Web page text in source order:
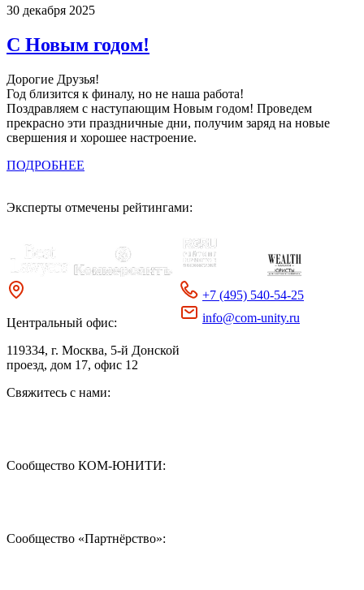
30 декабря 2025
С Новым годом!
Дорогие Друзья!
Год близится к финалу, но не наша работа!
Поздравляем с наступающим Новым годом! Проведем
прекрасно эти праздничные дни, получим заряд на новые
свершения и хорошее настроение.
ПОДРОБНЕЕ
Эксперты отмечены рейтингами:
Центральный офис:
119334, г. Москва, 5-й Донской
проезд, дом 17, офис 12
+7 (495) 540-54-25
info@com-unity.ru
Свяжитесь с нами:
Сообщество КОМ-ЮНИТИ:
Сообщество «Партнёрство»: